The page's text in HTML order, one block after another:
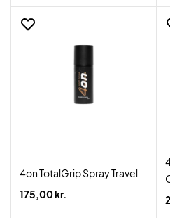
4on TotalGrip Spray Travel
175,00 kr.